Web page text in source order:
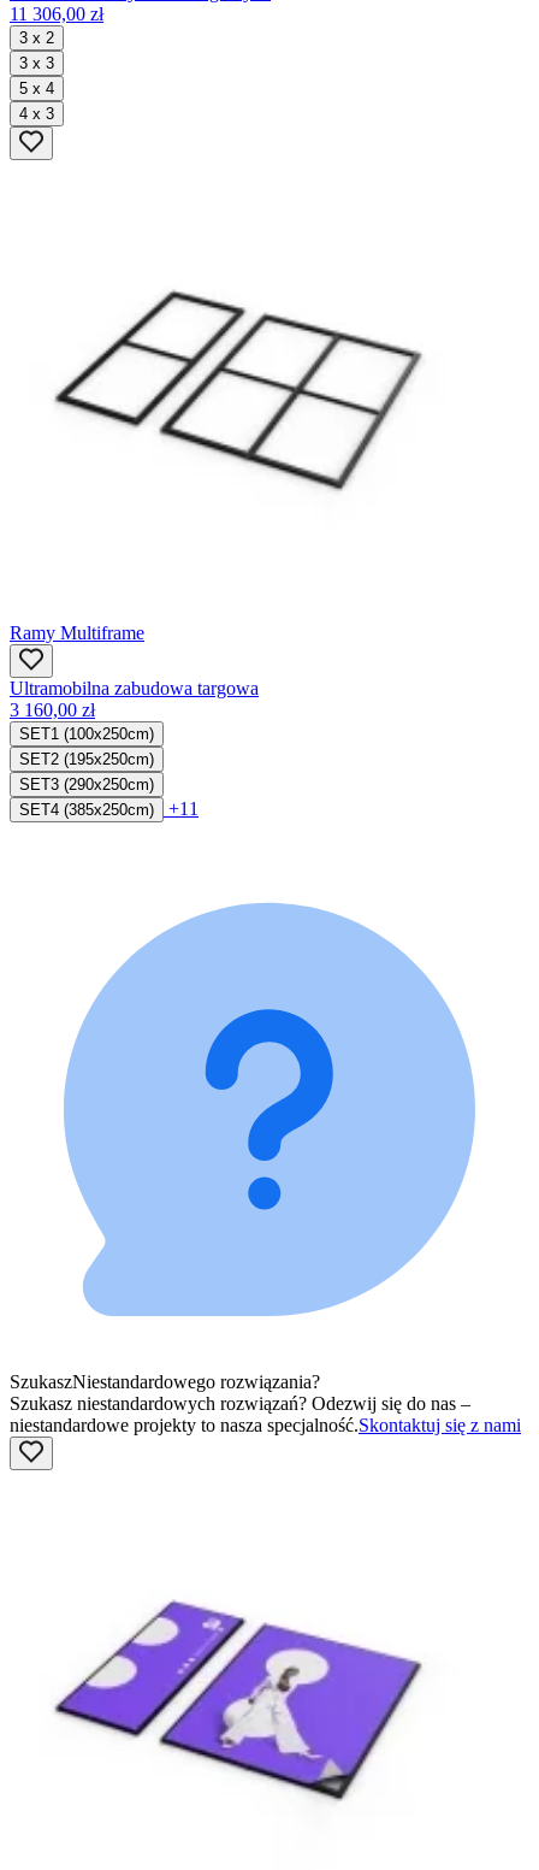
11 306,00 zł
3 x 2
3 x 3
5 x 4
4 x 3
Ramy Multiframe
Ultramobilna zabudowa targowa
3 160,00 zł
SET1 (100x250cm)
SET2 (195x250cm)
SET3 (290x250cm)
SET4 (385x250cm)
+11
SzukaszNiestandardowego rozwiązania?
Szukasz niestandardowych rozwiązań? Odezwij się do nas –
niestandardowe projekty to nasza specjalność.Skontaktuj się z nami